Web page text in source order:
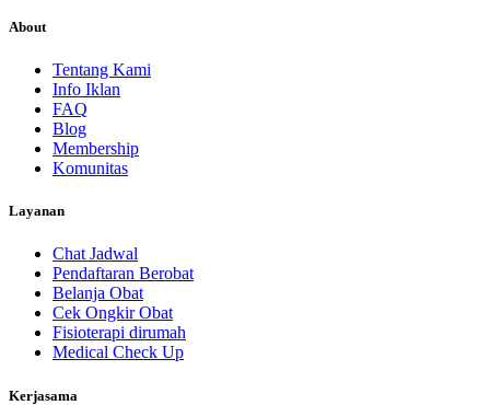
About
Tentang Kami
Info Iklan
FAQ
Blog
Membership
Komunitas
Layanan
Chat Jadwal
Pendaftaran Berobat
Belanja Obat
Cek Ongkir Obat
Fisioterapi dirumah
Medical Check Up
Kerjasama